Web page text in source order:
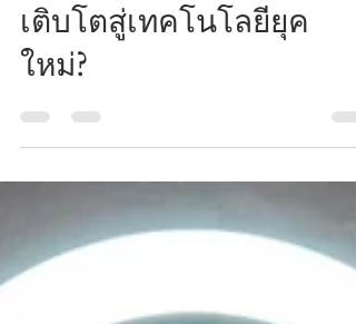
คืออะไร? 5 ข้อดีพาธุรกิจ
เติบโตสู่เทคโนโลยียุค
ใหม่?